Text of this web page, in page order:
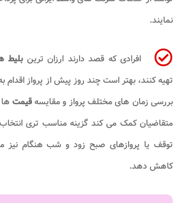
نمایند.
افرادی که قصد دارند ارزان ترینبلیط
تهیه کنند، بهتر است چند روز پیش از پرواز
بررسی زمان های مختلف پرواز و مقایسهقیمت
متقاضیان کمک می کند گزینه مناسب تری انتخاب
توقف یا پروازهای صبح زود و شب هنگام
کاهش دهد.